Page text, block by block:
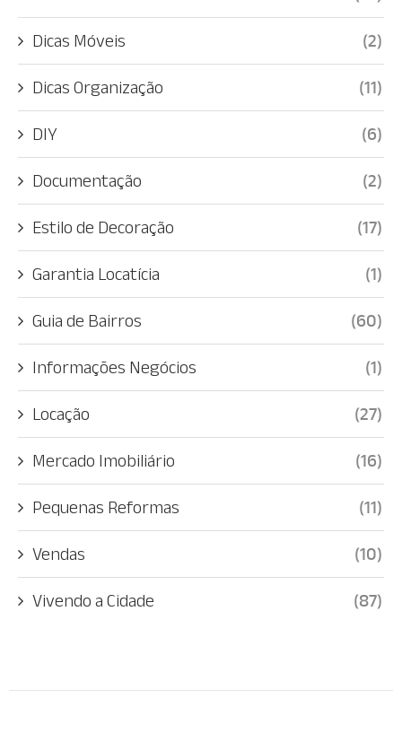
Dicas Móveis (2)
Dicas Organização (11)
DIY (6)
Documentação (2)
Estilo de Decoração (17)
Garantia Locatícia (1)
Guia de Bairros (60)
Informações Negócios (1)
Locação (27)
Mercado Imobiliário (16)
Pequenas Reformas (11)
Vendas (10)
Vivendo a Cidade (87)